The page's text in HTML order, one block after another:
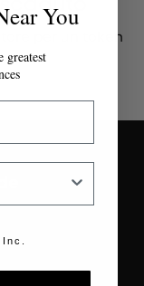
per un token
You
greatest